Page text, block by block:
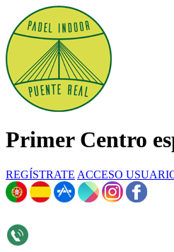
Primer Centro
REGÍSTRATE ACCESO